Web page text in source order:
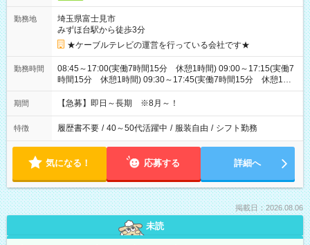
勤務地
埼玉県富士見市
みずほ台駅から徒歩3分
★ケーブルテレビの運営を行っている会社です★
勤務時間
08:45～17:00(実働7時間15分 休憩1時間) 09:00～17:15(実働7
時間15分 休憩1時間) 09:30～17:45(実働7時間15分 休憩1時
間) ※11:45～20:00：週1回程度遅番あります(在宅勤務OK) ※配
属チームにより
期間 【急募】即日～長期 ※8月～！
特徴 履歴書不要 / 40～50代活躍中 / 服装自由 / シフト勤務
気になる！ 応募する 詳細へ
掲載日：2026.08.06
未読